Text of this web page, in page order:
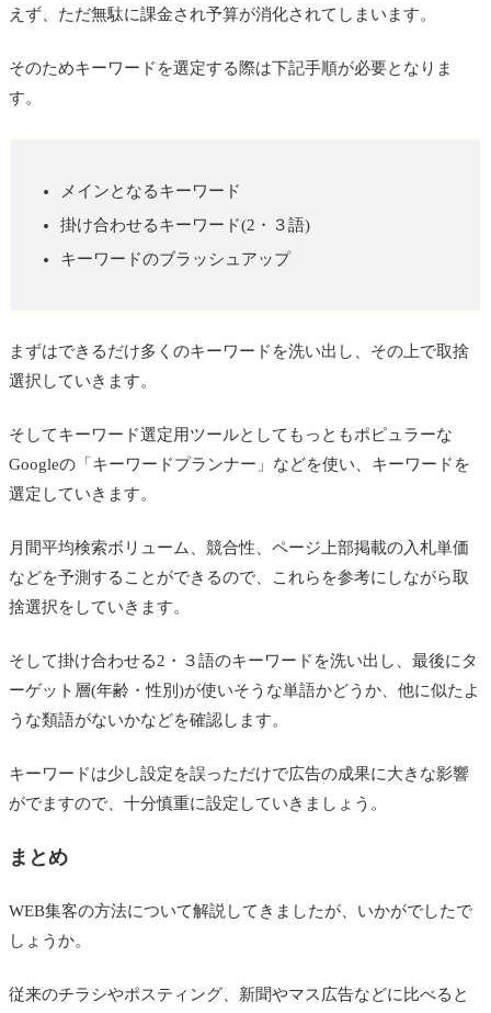
えず、ただ無駄に課金され予算が消化されてしまいます。
そのためキーワードを選定する際は下記手順が必要となりま
す。
メインとなるキーワード
掛け合わせるキーワード(2・３語)
キーワードのブラッシュアップ
まずはできるだけ多くのキーワードを洗い出し、その上で取捨
選択していきます。
そしてキーワード選定用ツールとしてもっともポピュラーな
Googleの「キーワードプランナー」などを使い、キーワードを
選定していきます。
月間平均検索ボリューム、競合性、ページ上部掲載の入札単価
などを予測することができるので、これらを参考にしながら取
捨選択をしていきます。
そして掛け合わせる2・３語のキーワードを洗い出し、最後にタ
ーゲット層(年齢・性別)が使いそうな単語かどうか、他に似たよ
うな類語がないかなどを確認します。
キーワードは少し設定を誤っただけで広告の成果に大きな影響
がでますので、十分慎重に設定していきましょう。
まとめ
WEB集客の方法について解説してきましたが、いかがでしたで
しょうか。
従来のチラシやポスティング、新聞やマス広告などに比べると